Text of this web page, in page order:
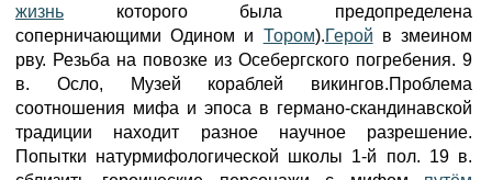
жизнь которого была предопределена
соперничающими Одином и Тором).Герой в змеином
рву. Резьба на повозке из Осебергского погребения. 9
в. Осло, Музей кораблей викингов.Проблема
соотношения мифа и эпоса в германо-скандинавской
традиции находит разное научное разрешение.
Попытки натурмифологической школы 1-й пол. 19 в.